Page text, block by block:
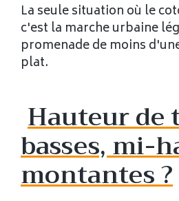
La seule situation où le
c'est la marche urbaine
promenade de moins
plat.
Hauteur de
basses, mi-
montantes ?